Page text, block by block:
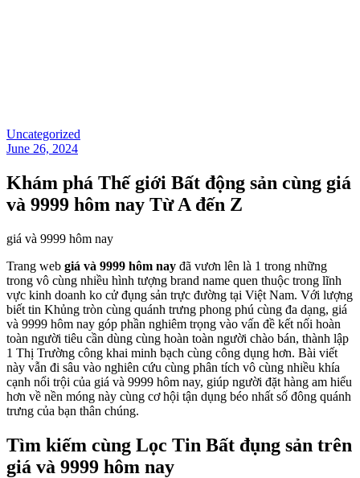
Uncategorized
June 26, 2024
Khám phá Thế giới Bất động sản cùng giá
và 9999 hôm nay Từ A đến Z
giá và 9999 hôm nay
Trang web giá và 9999 hôm nay đã vươn lên là 1 trong những
trong vô cùng nhiều hình tượng brand name quen thuộc trong lĩnh
vực kinh doanh ko cử đụng sản trực đường tại Việt Nam. Với lượng
biết tin Khủng tròn cùng quánh trưng phong phú cùng đa dạng, giá
và 9999 hôm nay góp phần nghiêm trọng vào vấn đề kết nối hoàn
toàn người tiêu cần dùng cùng hoàn toàn người chào bán, thành lập
1 Thị Trường công khai minh bạch cùng công dụng hơn. Bài viết
này vẫn đi sâu vào nghiên cứu cùng phân tích vô cùng nhiều khía
cạnh nổi trội của giá và 9999 hôm nay, giúp người đặt hàng am hiểu
hơn về nền móng này cùng cơ hội tận dụng béo nhất số đông quánh
trưng của bạn thân chúng.
Tìm kiếm cùng Lọc Tin Bất đụng sản trên
giá và 9999 hôm nay